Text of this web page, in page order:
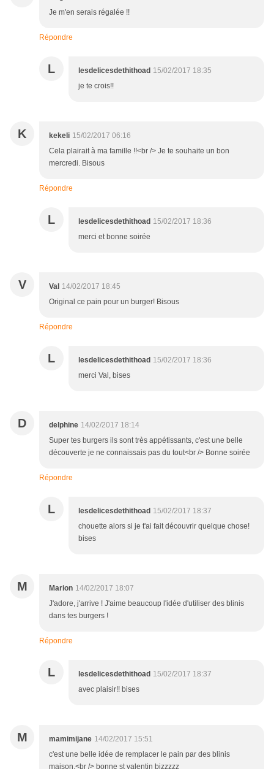
Je m'en serais régalée !!
Répondre
L lesdelicesdethithoad 15/02/2017 18:35
je te crois!!
K kekeli 15/02/2017 06:16
Cela plairait à ma famille !!<br /> Je te souhaite un bon
mercredi. Bisous
Répondre
L lesdelicesdethithoad 15/02/2017 18:36
merci et bonne soirée
V Val 14/02/2017 18:45
Original ce pain pour un burger! Bisous
Répondre
L lesdelicesdethithoad 15/02/2017 18:36
merci Val, bises
D delphine 14/02/2017 18:14
Super tes burgers ils sont très appétissants, c'est une belle
découverte je ne connaissais pas du tout<br /> Bonne soirée
Répondre
L lesdelicesdethithoad 15/02/2017 18:37
chouette alors si je t'ai fait découvrir quelque chose!
bises
M Marion 14/02/2017 18:07
J'adore, j'arrive ! J'aime beaucoup l'idée d'utiliser des blinis
dans tes burgers !
Répondre
L lesdelicesdethithoad 15/02/2017 18:37
avec plaisir!! bises
M mamimijane 14/02/2017 15:51
c'est une belle idée de remplacer le pain par des blinis
maison,<br /> bonne st valentin bizzzzz